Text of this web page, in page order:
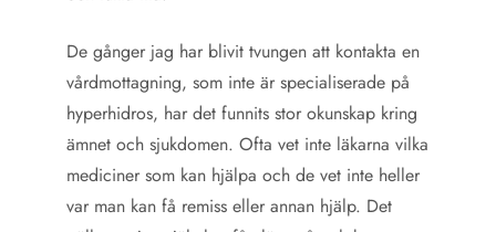
De gånger jag har blivit tvungen att kontakta en
vårdmottagning, som inte är specialiserade på
hyperhidros, har det funnits stor okunskap kring
ämnet och sjukdomen. Ofta vet inte läkarna vilka
mediciner som kan hjälpa och de vet inte heller
var man kan få remiss eller annan hjälp. Det